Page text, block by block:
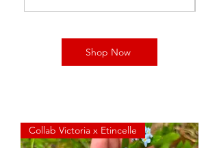
Shop Now
Collab Victoria x Etincelle